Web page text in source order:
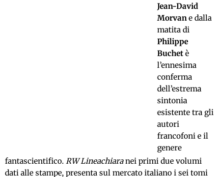
Jean-David
Morvane dalla
matita di
Philippe
Buchet è
l’ennesima
conferma
dell’estrema
sintonia
esistente tra gli
autori
francofoni e il
genere
fantascientifico. RW Lineachiaranei primi due volumi
dati alle stampe, presenta sul mercato italiano i sei tomi